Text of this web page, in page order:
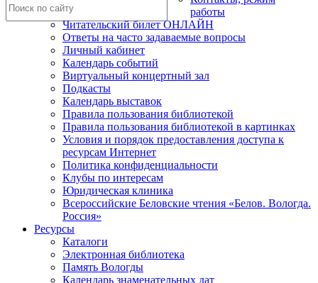
работы
Читательский билет ОНЛАЙН
Ответы на часто задаваемые вопросы
Личный кабинет
Календарь событий
Виртуальный концертный зал
Подкасты
Календарь выставок
Правила пользования библиотекой
Правила пользования библиотекой в картинках
Условия и порядок предоставления доступа к
ресурсам Интернет
Политика конфиденциальности
Клубы по интересам
Юридическая клиника
Всероссийские Беловские чтения «Белов. Вологда.
Россия»
Ресурсы
Каталоги
Электронная библиотека
Память Вологды
Календарь знаменательных дат